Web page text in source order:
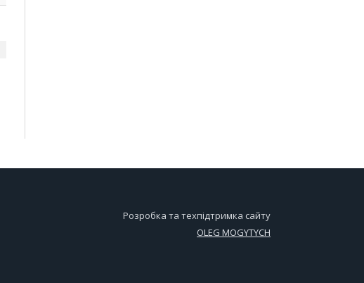
Розробка та техпідтримка сайту
OLEG MOGYTYCH